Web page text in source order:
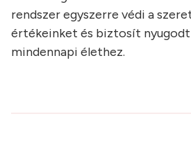
rendszer egyszerre védi a
értékeinket és biztosít
mindennapi élethez.